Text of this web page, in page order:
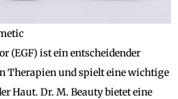
(EGF) ist ein entscheidender
Therapien und spielt eine wichtige
Haut. Dr. M. Beauty bietet eine